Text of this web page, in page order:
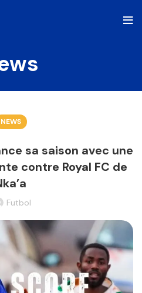
NEWS
sa saison avec une
contre Royal FC de
Futbol